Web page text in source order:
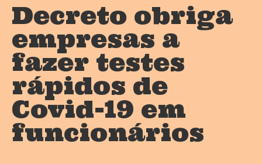
Decreto obriga
empresas a
fazer testes
rápidos de
Covid-19 em
funcionários